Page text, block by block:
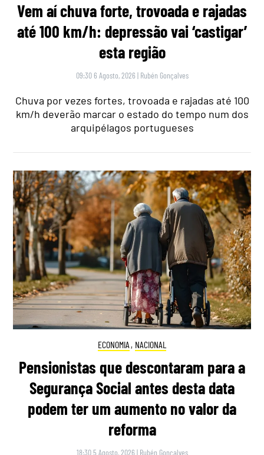
Vem aí chuva forte, trovoada e rajadas
até 100 km/h: depressão vai ‘castigar’
esta região
09:30 6 Agosto, 2026 | Rubén Gonçalves
Chuva por vezes fortes, trovoada e rajadas até 100
km/h deverão marcar o estado do tempo num dos
arquipélagos portugueses
ECONOMIA , NACIONAL
Pensionistas que descontaram para a
Segurança Social antes desta data
podem ter um aumento no valor da
reforma
18:30 5 Agosto, 2026 | Rubén Gonçalves